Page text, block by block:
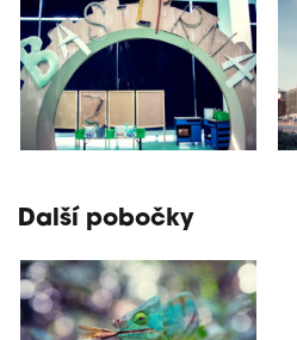
Další pobočky